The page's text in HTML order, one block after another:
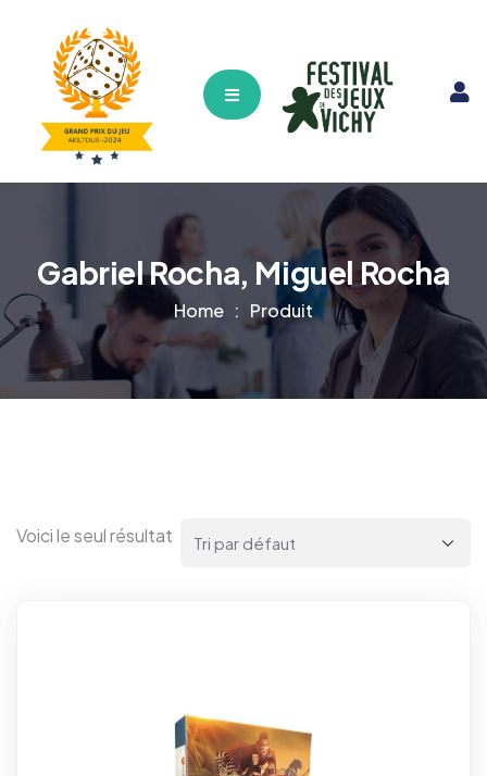
Hamburger Toggle Menu
Gabriel Rocha, Miguel Rocha
Home Produit
Voici le seul résultat